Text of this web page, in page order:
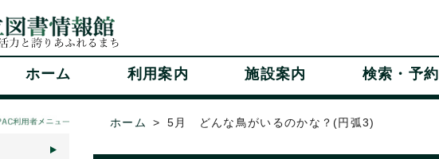
ホーム 利用案内 施設案内 検索・予約
ホーム 5月 どんな鳥がいるのかな？(円弧3)